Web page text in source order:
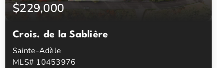
$229,000
Crois. de la Sablière
Sainte-Adèle
MLS# 10453976